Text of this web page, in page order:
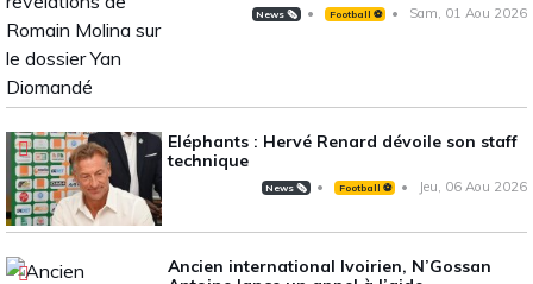
News 🗞️ Football ⚽️ Sam, 01 Aou 2026
Eléphants : Hervé Renard dévoile son staff
technique
News 🗞️ Football ⚽️ Jeu, 06 Aou 2026
Ancien international Ivoirien, N’Gossan